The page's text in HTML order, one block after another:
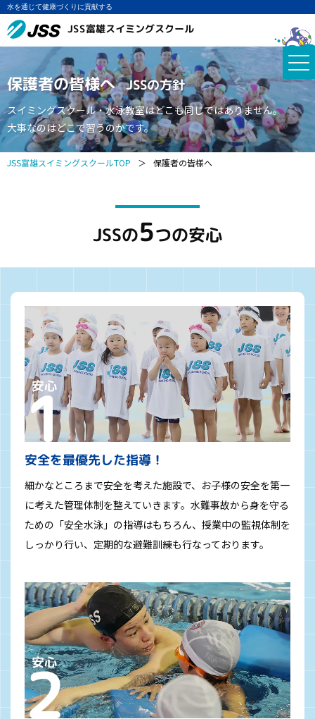
水を通じて健康づくりに貢献する
JSS富雄スイミングスクール
保護者の皆様へ JSSの方針
スイミングスクール・水泳教室はどこも同じではありません。
大事なのはどこで習うのかです。
JSS富雄スイミングスクールTOP ＞ 保護者の皆様へ
JSSの5つの安心
安全を最優先した指導！
細かなところまで安全を考えた施設で、お子様の安全を第一
に考えた管理体制を整えていきます。水難事故から身を守る
ための「安全水泳」の指導はもちろん、授業中の監視体制を
しっかり行い、定期的な避難訓練も行なっております。